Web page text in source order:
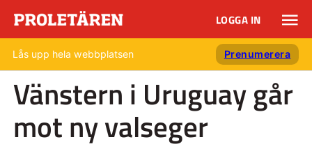
LOGGA IN
Lås upp hela webbplatsen Prenumerera
Vänstern i Uruguay går
mot ny valseger